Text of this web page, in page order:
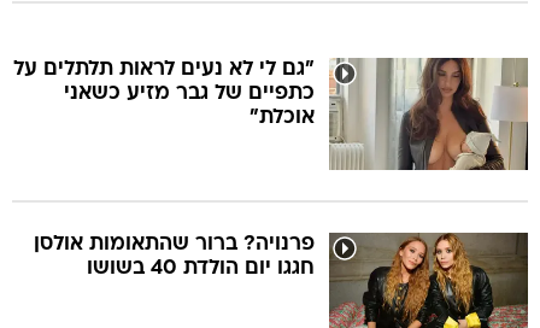
"גם לי לא נעים לראות תלתלים על
כתפיים של גבר מזיע כשאני
אוכלת"
פרנויה? ברור שהתאומות אולסן
חגגו יום הולדת 40 בשושו